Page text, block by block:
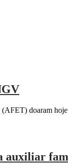
doaram
auxiliar